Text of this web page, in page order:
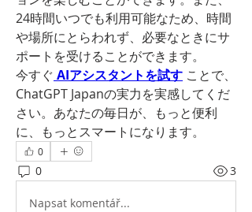
24時間いつでも利用可能なため、時間
や場所にとらわれず、必要なときにサ
ポートを受けることができます。
今すぐ AIアシスタントを試す ことで、
ChatGPT Japanの実力を実感してくだ
さい。あなたの毎日が、もっと便利
に、もっとスマートになります。
0
0 3
Napsat komentář...